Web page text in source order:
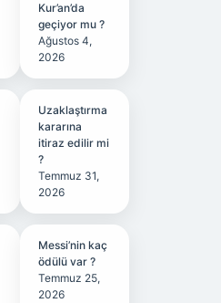
Kur’an’da
geçiyor mu ?
Ağustos 4,
2026
Uzaklaştırma
kararına
itiraz edilir mi
?
Temmuz 31,
2026
Messi’nin kaç
ödülü var ?
Temmuz 25,
2026